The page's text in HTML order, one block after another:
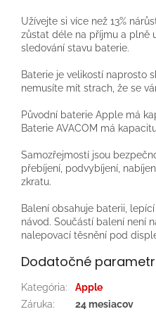
Užívejte si více než 13%
zůstat déle na příjmu a plně
sledování stavu baterie.
Baterie je velikostí naprosto
nemusíte mít strach, že se
Původní baterie Apple má
Baterie AVACOM má
Samozřejmostí jsou
přebíjení, podvybíjení,
zkratu.
Balení obsahuje baterii,
návod. Součástí balení není
nalepovací těsnění pod
Dodatočné
Kategória:
Apple
Záruka:
24 mesiacov